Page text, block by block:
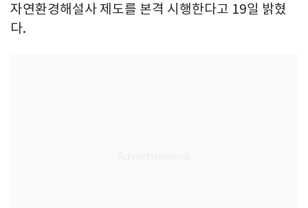
자연환경해설사 제도를 본격 시행한다고 19일 밝혔
다.